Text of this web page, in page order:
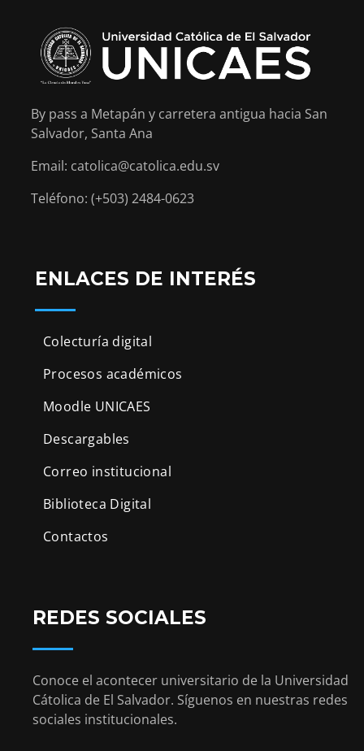
By pass a Metapán y carretera antigua hacia San
Salvador, Santa Ana
Email: catolica@catolica.edu.sv
Teléfono: (+503) 2484-0623
ENLACES DE INTERÉS
Colecturía digital
Procesos académicos
Moodle UNICAES
Descargables
Correo institucional
Biblioteca Digital
Contactos
REDES SOCIALES
Conoce el acontecer universitario de la Universidad
Cátolica de El Salvador. Síguenos en nuestras redes
sociales institucionales.